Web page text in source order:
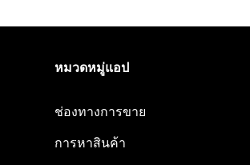
หมวดหมู่แอป
ช่องทางการขาย
การหาสินค้า